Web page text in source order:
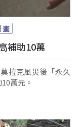
畫
補助10萬
拉克風災後「永久
萬元。